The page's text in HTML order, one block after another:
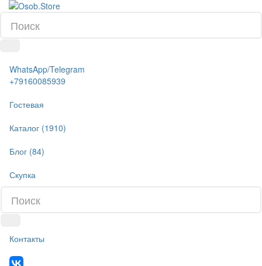
WhatsApp/Telegram
+79160085939
Гостевая
Каталог (1910)
Блог (84)
Скупка
Контакты